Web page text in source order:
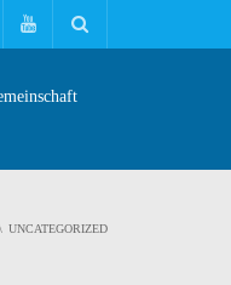
UNCATEGORIZED